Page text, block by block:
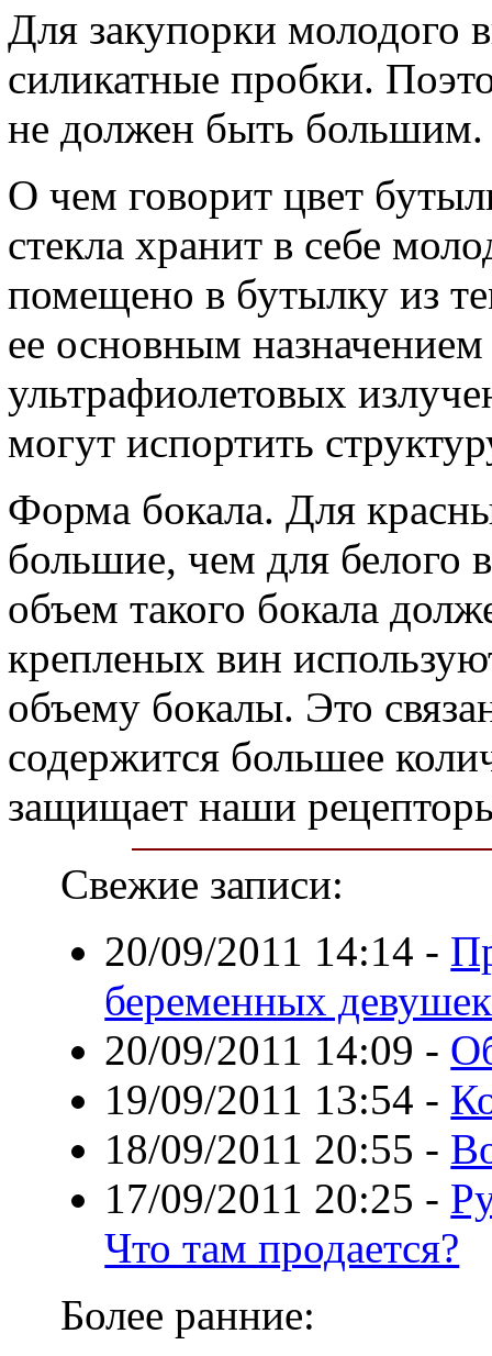
Для закупорки молодого
силикатные пробки.
не должен быть большим.
О чем говорит цвет
стекла хранит в себе
помещено в бутылку из
ее основным
ультрафиолетовых
могут испортить
Форма бокала. Для
большие, чем для белого
объем такого бокала
крепленых вин
объему бокалы. Это
содержится большее
защищает наши
Свежие записи:
20/09/2011 14:14 -
беременных девушек
20/09/2011 14:09 -
19/09/2011 13:54 -
18/09/2011 20:55 -
17/09/2011 20:25 -
Что там продается?
Более ранние: